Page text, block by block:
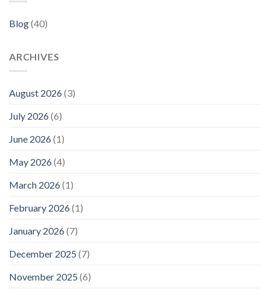
Blog(40)
ARCHIVES
August 2026(3)
July 2026(6)
June 2026(1)
May 2026(4)
March 2026(1)
February 2026(1)
January 2026(7)
December 2025 (7)
November 2025 (6)